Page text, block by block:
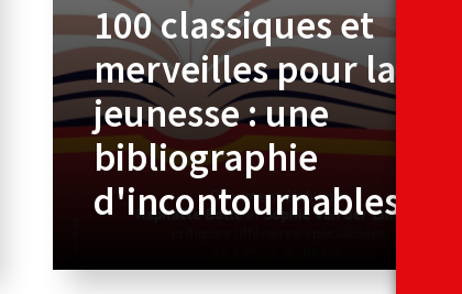
100 classiques et
merveilles pour la
jeunesse : une
bibliographie
d'incontournables